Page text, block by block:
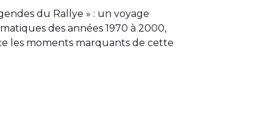
du Rallye » : un voyage
des années 1970 à 2000,
les moments marquants de cette